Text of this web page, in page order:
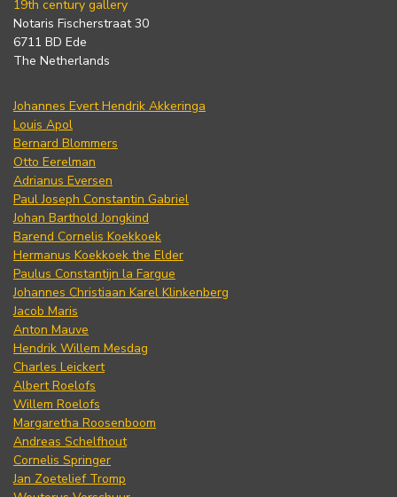
19th century gallery
Notaris Fischerstraat 30
6711 BD Ede
The Netherlands
Johannes Evert Hendrik Akkeringa
Louis Apol
Bernard Blommers
Otto Eerelman
Adrianus Eversen
Paul Joseph Constantin Gabriel
Johan Barthold Jongkind
Barend Cornelis Koekkoek
Hermanus Koekkoek the Elder
Paulus Constantijn la Fargue
Johannes Christiaan Karel Klinkenberg
Jacob Maris
Anton Mauve
Hendrik Willem Mesdag
Charles Leickert
Albert Roelofs
Willem Roelofs
Margaretha Roosenboom
Andreas Schelfhout
Cornelis Springer
Jan Zoetelief Tromp